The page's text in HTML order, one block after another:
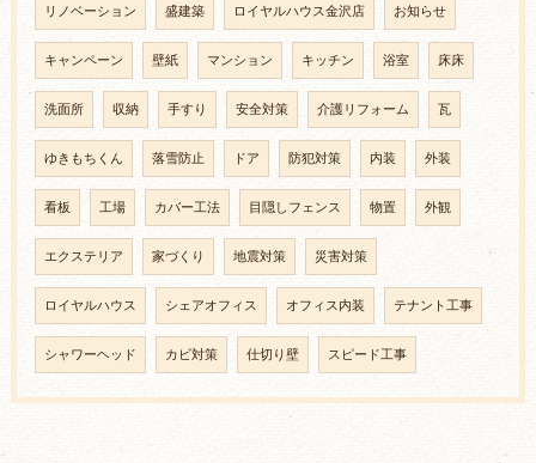
リノベーション 盛建築 ロイヤルハウス金沢店 お知らせ
キャンペーン 壁紙 マンション キッチン 浴室 床床
洗面所 収納 手すり 安全対策 介護リフォーム 瓦
ゆきもちくん 落雪防止 ドア 防犯対策 内装 外装
看板 工場 カバー工法 目隠しフェンス 物置 外観
エクステリア 家づくり 地震対策 災害対策
ロイヤルハウス シェアオフィス オフィス内装 テナント工事
シャワーヘッド カビ対策 仕切り壁 スピード工事